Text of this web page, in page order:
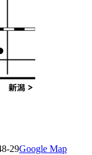
29Google Map